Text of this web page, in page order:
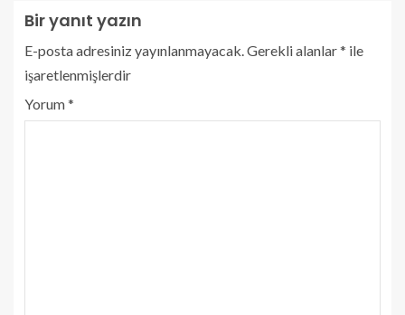
Bir yanıt yazın
E-posta adresiniz yayınlanmayacak.Gerekli alanlar* ile
işaretlenmişlerdir
Yorum*